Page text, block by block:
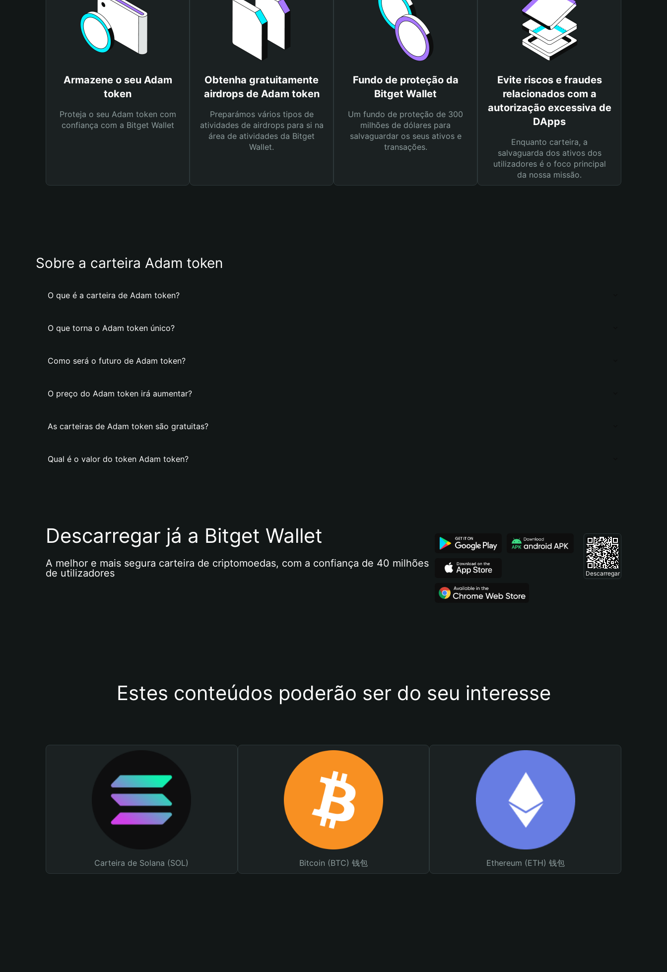
Armazene o seu Adam
token
Proteja o seu Adam token com
confiança com a Bitget Wallet
Obtenha gratuitamente
airdrops de Adam token
Preparámos vários tipos de
atividades de airdrops para si na
área de atividades da Bitget
Wallet.
Fundo de proteção da
Bitget Wallet
Um fundo de proteção de 300
milhões de dólares para
salvaguardar os seus ativos e
transações.
Evite riscos e fraudes
relacionados com a
autorização excessiva de
DApps
Enquanto carteira, a
salvaguarda dos ativos dos
utilizadores é o foco principal
da nossa missão.
Sobre a carteira Adam token
O que é a carteira de Adam token?
O que torna o Adam token único?
Como será o futuro de Adam token?
O preço do Adam token irá aumentar?
As carteiras de Adam token são gratuitas?
Qual é o valor do token Adam token?
Descarregar já a Bitget Wallet
A melhor e mais segura carteira de criptomoedas, com a confiança de 40 milhões
de utilizadores
Descarregar
Estes conteúdos poderão ser do seu interesse
Carteira de Solana (SOL) Bitcoin (BTC) 钱包 Ethereum (ETH) 钱包